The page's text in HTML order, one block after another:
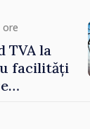
ore
TVA la
facilități